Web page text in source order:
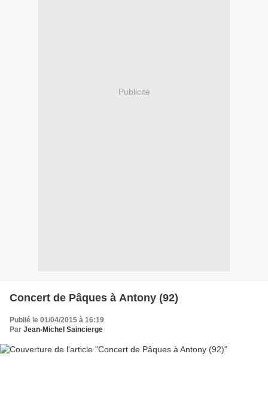
Publicité
Concert de Pâques à Antony (92)
Publié le 01/04/2015 à 16:19
Par Jean-Michel Saincierge